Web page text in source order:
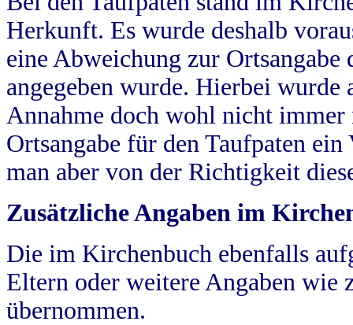
Herkunft. Es wurde deshalb
eine Abweichung zur
angegeben wurde. Hierbei wurde
Annahme doch wohl nicht
Ortsangabe für den Taufpaten
man aber von der Richtigkeit
Zusätzliche Angaben im
Die im Kirchenbuch ebenfalls
Eltern oder weitere Angaben wie
übernommen.